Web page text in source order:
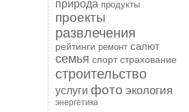
природа продукты
проекты
развлечения
рейтинги ремонт салют
семья спорт страхование
строительство
услуги фото экология
энергетика